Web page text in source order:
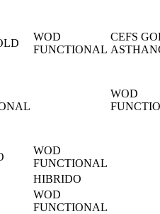
WOD
FUNCTIONAL
CEFS
WOD
WOD
FUNCTIONAL
HIBRIDO
WOD
FUNCTIONAL